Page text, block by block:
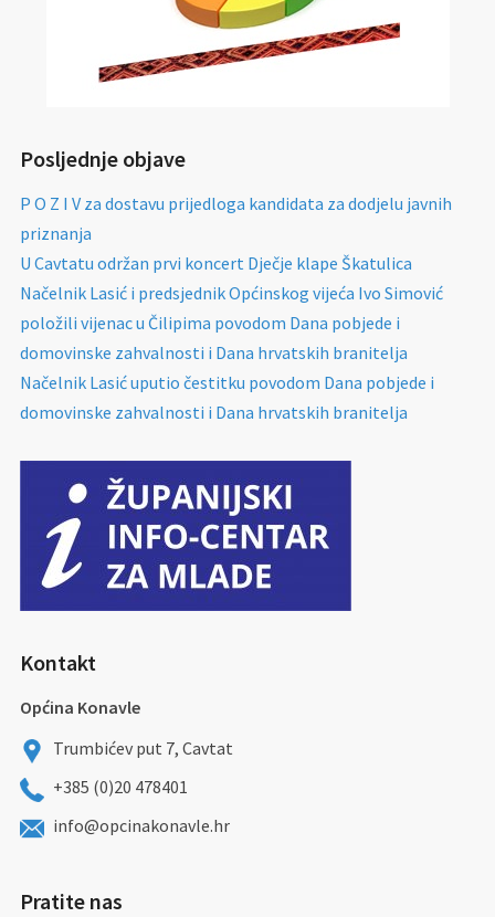
Posljednje objave
P O Z I V za dostavu prijedloga kandidata za dodjelu javnih
priznanja
U Cavtatu održan prvi koncert Dječje klape Škatulica
Načelnik Lasić i predsjednik Općinskog vijeća Ivo Simović
položili vijenac u Čilipima povodom Dana pobjede i
domovinske zahvalnosti i Dana hrvatskih branitelja
Načelnik Lasić uputio čestitku povodom Dana pobjede i
domovinske zahvalnosti i Dana hrvatskih branitelja
Kontakt
Općina Konavle
Trumbićev put 7, Cavtat
+385 (0)20 478401
info@opcinakonavle.hr
Pratite nas